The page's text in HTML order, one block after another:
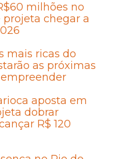
milhões no
chegar a
mais ricas do
as próximas
aposta em
dobrar
R$ 120